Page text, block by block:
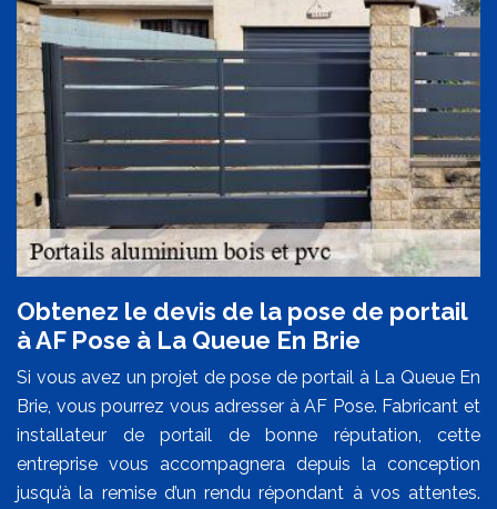
Obtenez le devis de la pose de portail
à AF Pose à La Queue En Brie
Si vous avez un projet de pose de portail à La Queue En
Brie, vous pourrez vous adresser à AF Pose. Fabricant et
installateur de portail de bonne réputation, cette
entreprise vous accompagnera depuis la conception
jusqu’à la remise d’un rendu répondant à vos attentes.